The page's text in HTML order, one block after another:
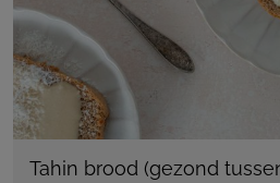
Tahin brood (gezond